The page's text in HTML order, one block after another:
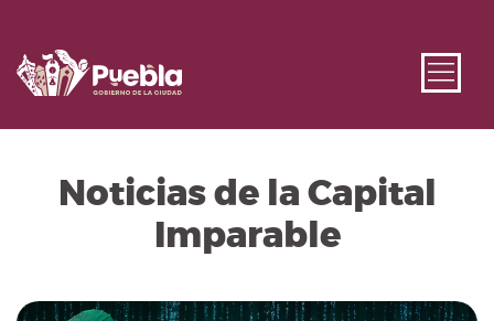
Noticias de la Capital
Imparable